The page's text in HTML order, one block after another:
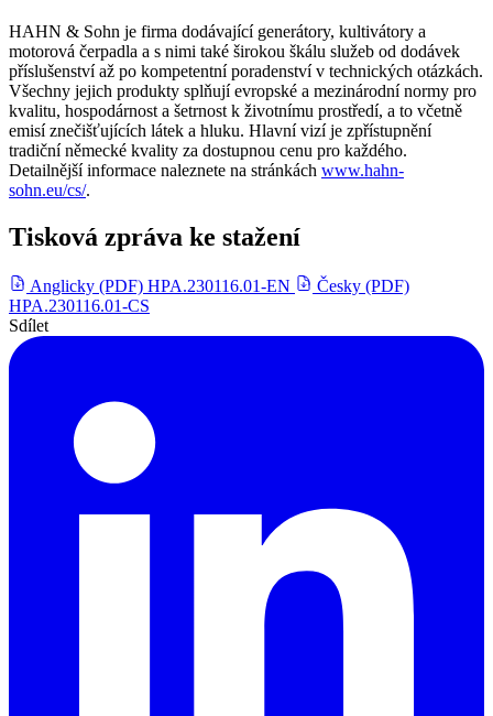
HAHN & Sohn je firma dodávající generátory, kultivátory a
motorová čerpadla a s nimi také širokou škálu služeb od dodávek
příslušenství až po kompetentní poradenství v technických otázkách.
Všechny jejich produkty splňují evropské a mezinárodní normy pro
kvalitu, hospodárnost a šetrnost k životnímu prostředí, a to včetně
emisí znečišťujících látek a hluku. Hlavní vizí je zpřístupnění
tradiční německé kvality za dostupnou cenu pro každého.
Detailnější informace naleznete na stránkách www.hahn-
sohn.eu/cs/.
Tisková zpráva ke stažení
Anglicky (PDF) HPA.230116.01-EN
Česky (PDF)
HPA.230116.01-CS
Sdílet